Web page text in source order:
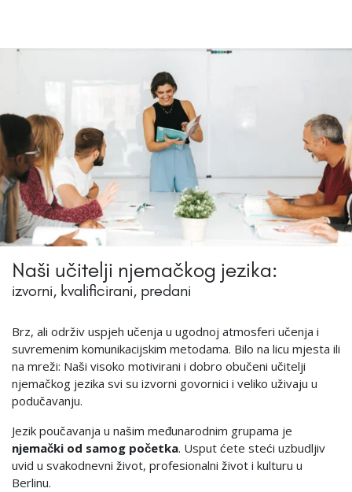
Naši učitelji njemačkog jezika:
izvorni, kvalificirani, predani
Brz, ali održiv uspjeh učenja u ugodnoj atmosferi učenja i
suvremenim komunikacijskim metodama. Bilo na licu mjesta ili
na mreži: Naši visoko motivirani i dobro obučeni učitelji
njemačkog jezika svi su izvorni govornici i veliko uživaju u
podučavanju.
Jezik poučavanja u našim međunarodnim grupama je
njemački od samog početka. Usput ćete steći uzbudljiv
uvid u svakodnevni život, profesionalni život i kulturu u
Berlinu.